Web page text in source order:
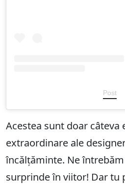
Post
Acestea sunt doar câteva
extraordinare ale
încălțăminte. Ne
surprinde în viitor! Dar tu